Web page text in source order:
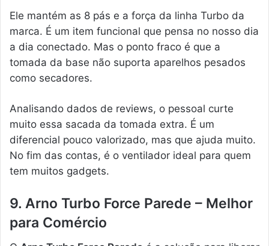
Ele mantém as 8 pás e a força da linha Turbo da
marca. É um item funcional que pensa no nosso dia
a dia conectado. Mas o ponto fraco é que a
tomada da base não suporta aparelhos pesados
como secadores.
Analisando dados de reviews, o pessoal curte
muito essa sacada da tomada extra. É um
diferencial pouco valorizado, mas que ajuda muito.
No fim das contas, é o ventilador ideal para quem
tem muitos gadgets.
9. Arno Turbo Force Parede – Melhor
para Comércio